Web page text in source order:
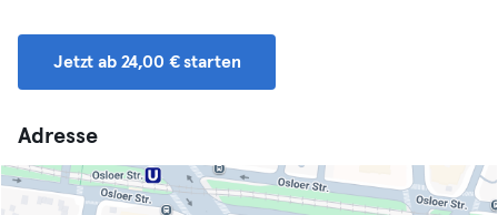
Jetzt ab 24,00 € starten
Adresse